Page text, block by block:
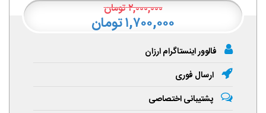
۲,۰۰۰,۰۰۰تومان
۱,۷۰۰,۰۰۰ تومان
فالوور اینستاگرام ارزان
ارسال فوری
پشتیبانی اختصاصی